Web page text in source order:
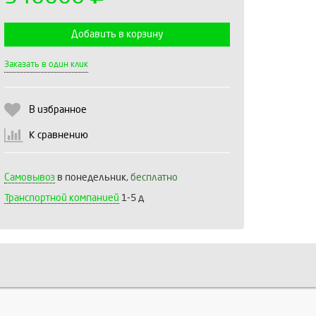
Добавить в корзину
Заказать в один клик
В избранное
К сравнению
Самовывоз в понедельник, бесплатно
Транспортной компанией 1-5 д